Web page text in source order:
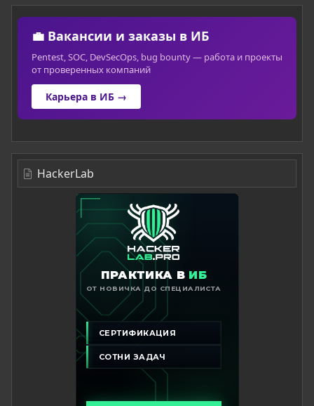
💼 Вакансии и заказы в ИБ
Pentest, SOC, DevSecOps, bug bounty — работа и проекты
от проверенных компаний
Карьера в ИБ →
HackerLab